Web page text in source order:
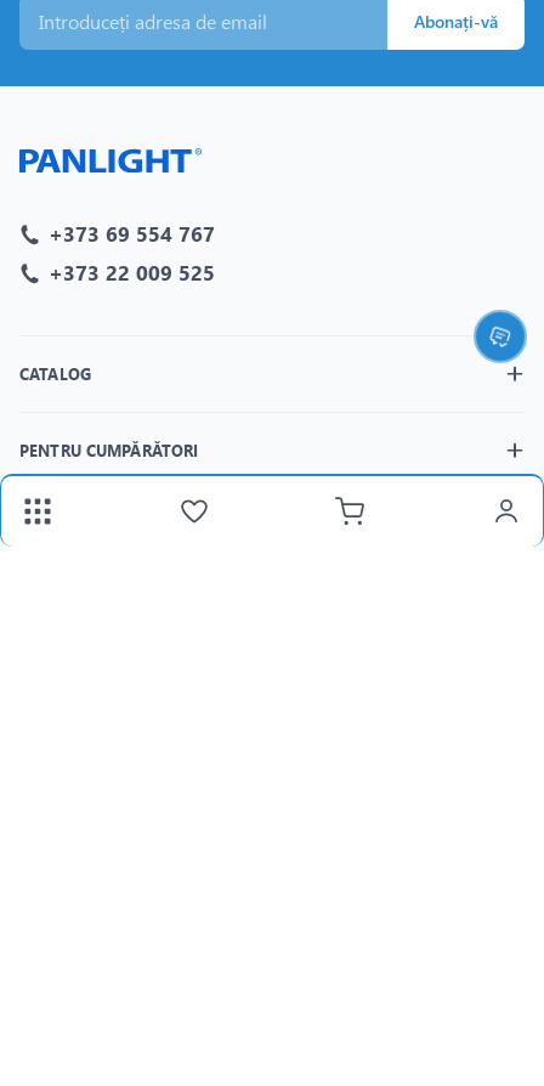
Abonați-vă
+373 69 554 767
+373 22 009 525
CATALOG
PENTRU CUMPĂRĂTORI
MAGAZINELE